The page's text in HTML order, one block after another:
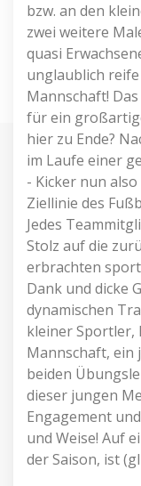
bzw. an den
zwei weitere
quasi
unglaublich
Mannschaft!
für ein
hier zu Ende?
im Laufe einer
- Kicker nun
Ziellinie des
Jedes
Stolz auf die
erbrachten
Dank und dicke
dynamischen
kleiner Sportler,
Mannschaft, ein
beiden
dieser jungen
Engagement
und Weise! Auf
der Saison, ist